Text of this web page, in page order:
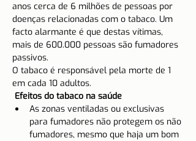
anos cerca de 6 milhões de pessoas por
doenças relacionadas com o tabaco. Um
facto alarmante é que destas vítimas,
mais de 600.000 pessoas são fumadores
passivos.
O tabaco é responsável pela morte de 1
em cada 10 adultos.
Efeitos do tabaco na saúde
As zonas ventiladas ou exclusivas
para fumadores não protegem os não
fumadores, mesmo que haja um bom